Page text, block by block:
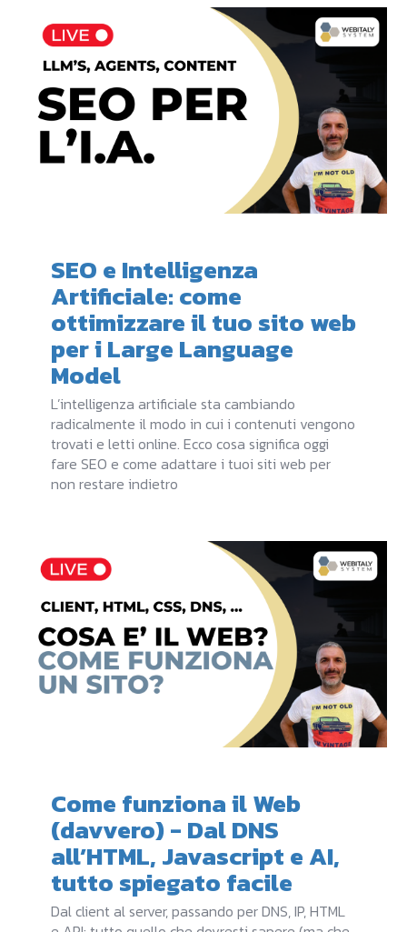
SEO e Intelligenza
Artificiale: come
ottimizzare il tuo sito web
per i Large Language
Model
L’intelligenza artificiale sta cambiando
radicalmente il modo in cui i contenuti vengono
trovati e letti online. Ecco cosa significa oggi
fare SEO e come adattare i tuoi siti web per
non restare indietro
Come funziona il Web
(davvero) - Dal DNS
all’HTML, Javascript e AI,
tutto spiegato facile
Dal client al server, passando per DNS, IP, HTML